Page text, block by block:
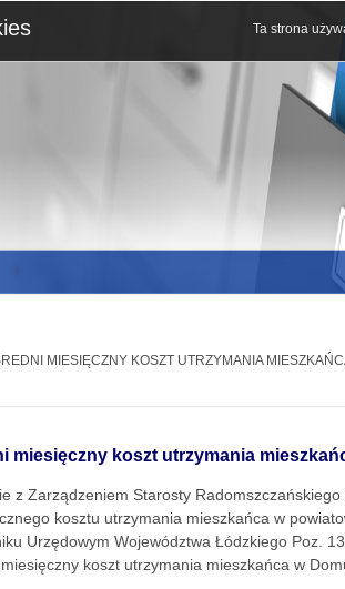
MIESIĘCZNY KOSZT UTRZYMANIA
miesięczny koszt utrzymania
z Zarządzeniem Starosty
kosztu utrzymania mieszkańca w
Urzędowym Województwa Łódzkiego Poz.
koszt utrzymania mieszkańca w
Ta strona